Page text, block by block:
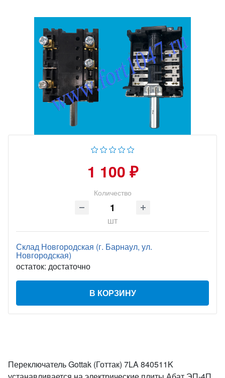
1 100 ₽
Количество
шт
Склад Новгородская (г. Барнаул, ул.
Новгородская)
остаток: достаточно
В КОРЗИНУ
Переключатель Gottak (Готтак) 7LA 840511K